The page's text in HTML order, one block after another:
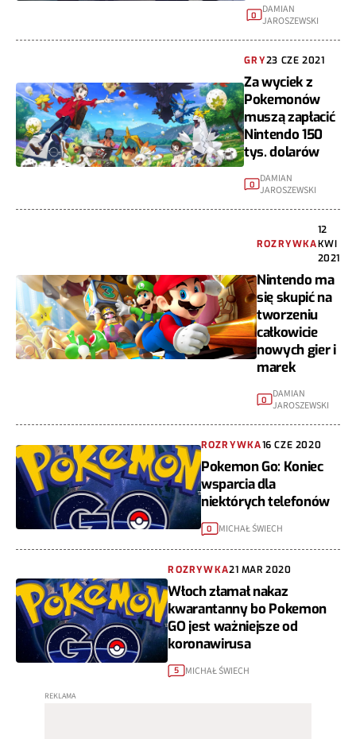
0 DAMIAN
JAROSZEWSKI
GRY23 CZE 2021
Za wyciek z
Pokemonów
muszą zapłacić
Nintendo 150
tys. dolarów
0
DAMIAN
JAROSZEWSKI
ROZRYWKA
12
KWI
2021
Nintendo ma
się skupić na
tworzeniu
całkowicie
nowych gier i
marek
0
DAMIAN
JAROSZEWSKI
ROZRYWKA16 CZE 2020
Pokemon Go: Koniec
wsparcia dla
niektórych telefonów
0 MICHAŁ ŚWIECH
ROZRYWKA21 MAR 2020
Włoch złamał nakaz
kwarantanny bo Pokemon
GO jest ważniejsze od
koronawirusa
5 MICHAŁ ŚWIECH